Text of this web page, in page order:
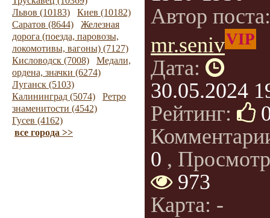
Львов (10183)
Киев (10182)
Саратов (8644)
Железная
дорога (поезда, паровозы,
локомотивы, вагоны) (7127)
Кисловодск (7008)
Медали,
ордена, значки (6274)
Луганск (5103)
Калининград (5074)
Ретро
знаменитости (4542)
Гусев (4162)
все города >>
Автор
mr.senivVIP
Дата:
30.05.2024
Рейтинг:
0 ,
973
Карта: -